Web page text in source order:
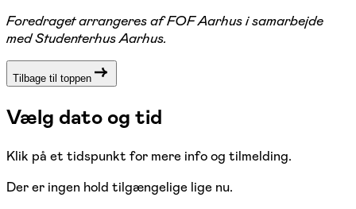
Foredraget arrangeres af FOF Aarhus i samarbejde
med Studenterhus Aarhus.
Tilbage til toppen
Vælg dato og tid
Klik på et tidspunkt for mere info og tilmelding.
Der er ingen hold tilgængelige lige nu.